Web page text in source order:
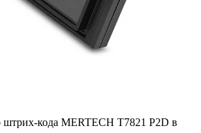
штрих-кода MERTECH T7821 P2D в